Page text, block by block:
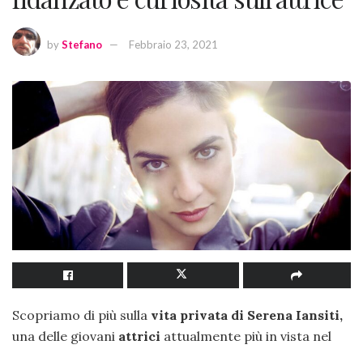
byStefano Febbraio 23, 2021
Scopriamo di più sulla vita privata di Serena Iansiti,
una delle giovani attrici attualmente più in vista nel